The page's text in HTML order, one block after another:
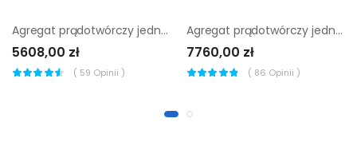
Agregat prądotwórczy jednofazowy Endress ESE 306 HS-GT
5608,00 zł
( 59 Opinii )
Agregat prądotwórczy jednofazowy Wacker Neuson GV 7000A
7760,00 zł
( 86 Opinii )